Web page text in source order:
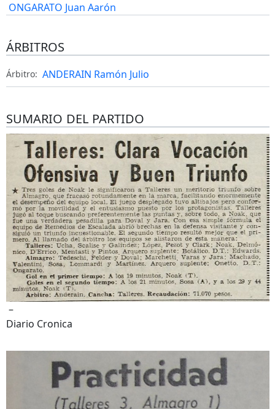
ONGARATO Juan Aarón
ÁRBITROS
Árbitro: ANDERAIN Ramón Julio
SUMARIO DEL PARTIDO
–
Diario Cronica